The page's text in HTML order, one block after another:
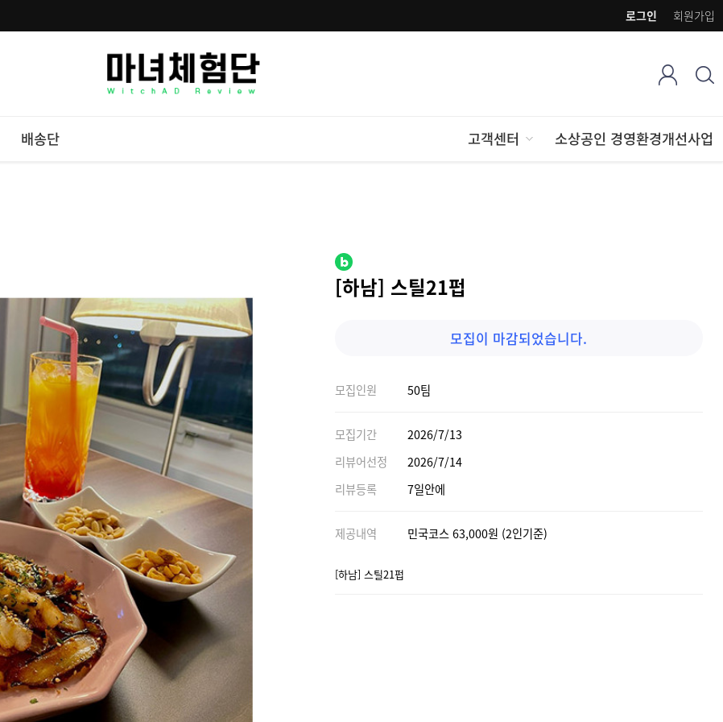
회원가입
로그인
배송단 고객센터 소상공인 경영환경개선사업
[하남] 스틸21펍
모집이 마감되었습니다.
모집인원 50팀
모집기간
2026/7/13
리뷰어선정
2026/7/14
리뷰등록
7일안에
제공내역 민국코스 63,000원 (2인기준)
[하남] 스틸21펍